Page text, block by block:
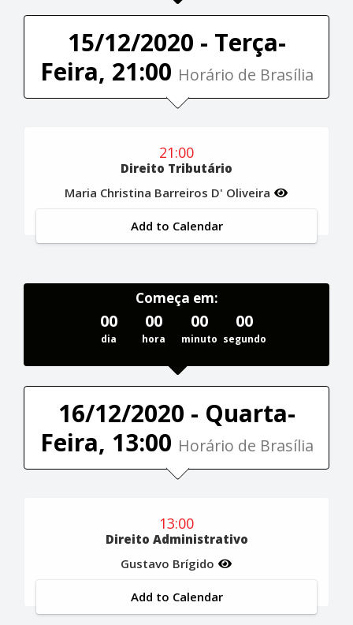
15/12/2020 - Terça-
Feira, 21:00 Horário de Brasília
21:00
Direito Tributário
Maria Christina Barreiros D' Oliveira
Add to Calendar
Começa em:
00
dia
00
hora
00
minuto
00
segundo
16/12/2020 - Quarta-
Feira, 13:00 Horário de Brasília
13:00
Direito Administrativo
Gustavo Brígido
Add to Calendar